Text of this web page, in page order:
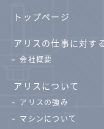
トップページ
アリスの仕事に対す
会社概要
アリスについて
アリスの強み
マシンについて